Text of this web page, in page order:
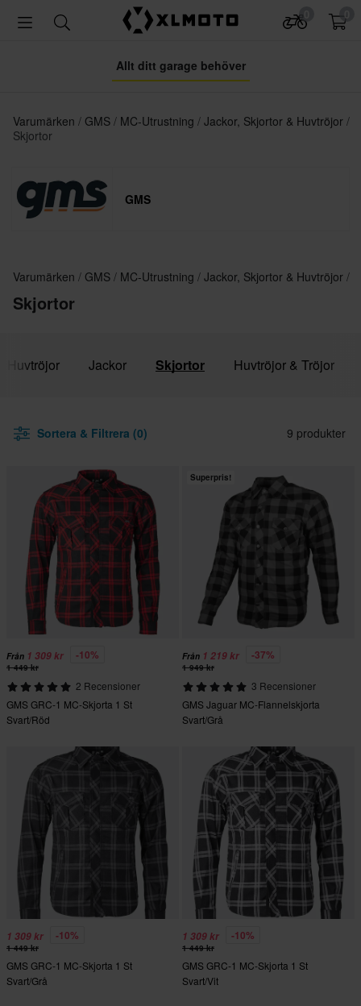
Allt ditt garage behöver
Varumärken GMS MC-Utrustning
Jackor, Skjortor & Huvtröjor
Skjortor
GMS
Varumärken GMS MC-Utrustning Jackor, Skjortor & Huvtröjor
Skjortor
Huvtröjor Jackor Skjortor Huvtröjor & Tröjor
Sortera & Filtrera (0) 9 produkter
Från 1 309 kr -10%
1 449 kr
2 Recensioner
GMS GRC-1 MC-Skjorta 1 St
Svart/Röd
Superpris!
Från 1 219 kr -37%
1 949 kr
3 Recensioner
GMS Jaguar MC-Flannelskjorta
Svart/Grå
1 309 kr -10%
1 449 kr
GMS GRC-1 MC-Skjorta 1 St
Svart/Grå
1 309 kr -10%
1 449 kr
GMS GRC-1 MC-Skjorta 1 St
Svart/Vit